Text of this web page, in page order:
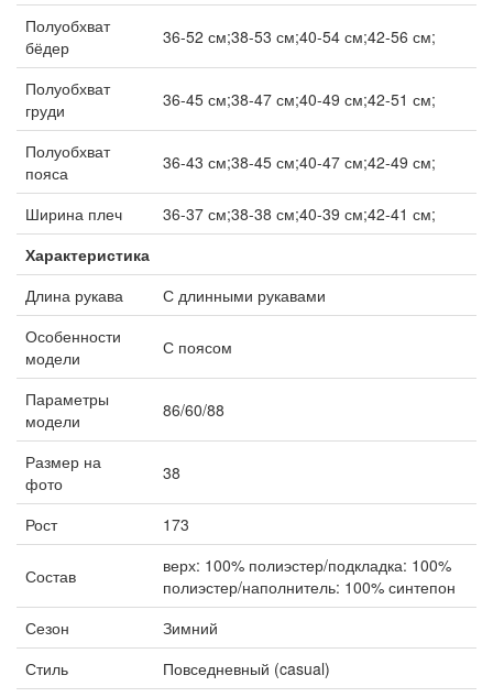
Полуобхват
бёдер
36-52 см;38-53 см;40-54 см;42-56 см;
Полуобхват
груди
36-45 см;38-47 см;40-49 см;42-51 см;
Полуобхват
пояса
36-43 см;38-45 см;40-47 см;42-49 см;
Ширина плеч
36-37 см;38-38 см;40-39 см;42-41 см;
Характеристика
Длина рукава
С длинными рукавами
Особенности
модели
С поясом
Параметры
модели
86/60/88
Размер на
фото
38
Рост 173
Состав
верх: 100% полиэстер/подкладка: 100%
полиэстер/наполнитель: 100% синтепон
Сезон
Зимний
Стиль
Повседневный (casual)